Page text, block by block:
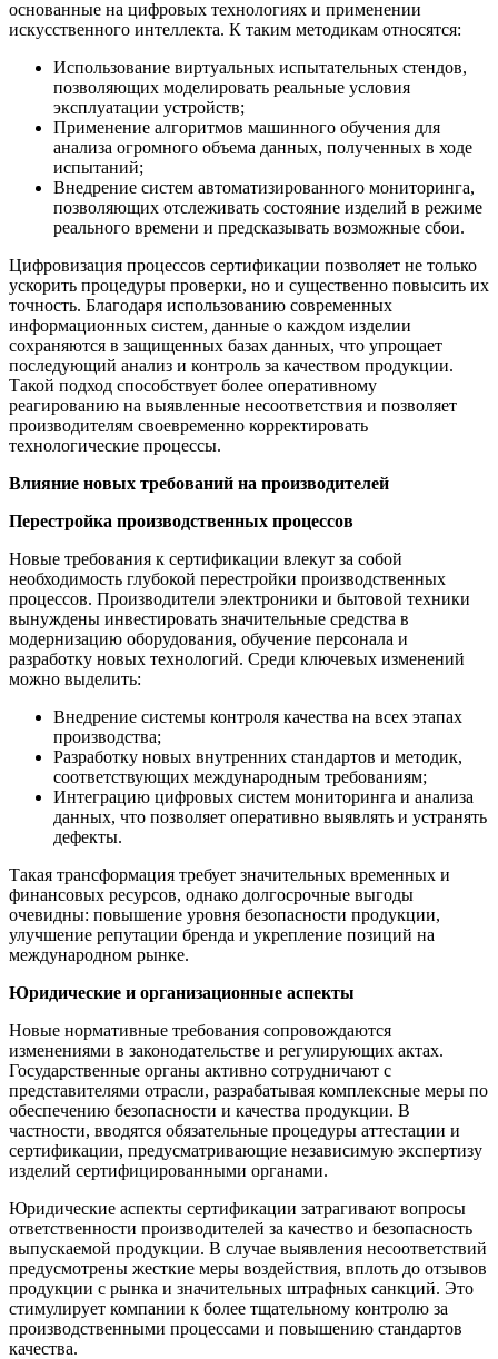
основанные на цифровых технологиях и применении
искусственного интеллекта. К таким методикам относятся:
Использование виртуальных испытательных стендов,
позволяющих моделировать реальные условия
эксплуатации устройств;
Применение алгоритмов машинного обучения для
анализа огромного объема данных, полученных в ходе
испытаний;
Внедрение систем автоматизированного мониторинга,
позволяющих отслеживать состояние изделий в режиме
реального времени и предсказывать возможные сбои.
Цифровизация процессов сертификации позволяет не только
ускорить процедуры проверки, но и существенно повысить их
точность. Благодаря использованию современных
информационных систем, данные о каждом изделии
сохраняются в защищенных базах данных, что упрощает
последующий анализ и контроль за качеством продукции.
Такой подход способствует более оперативному
реагированию на выявленные несоответствия и позволяет
производителям своевременно корректировать
технологические процессы.
Влияние новых требований на производителей
Перестройка производственных процессов
Новые требования к сертификации влекут за собой
необходимость глубокой перестройки производственных
процессов. Производители электроники и бытовой техники
вынуждены инвестировать значительные средства в
модернизацию оборудования, обучение персонала и
разработку новых технологий. Среди ключевых изменений
можно выделить:
Внедрение системы контроля качества на всех этапах
производства;
Разработку новых внутренних стандартов и методик,
соответствующих международным требованиям;
Интеграцию цифровых систем мониторинга и анализа
данных, что позволяет оперативно выявлять и устранять
дефекты.
Такая трансформация требует значительных временных и
финансовых ресурсов, однако долгосрочные выгоды
очевидны: повышение уровня безопасности продукции,
улучшение репутации бренда и укрепление позиций на
международном рынке.
Юридические и организационные аспекты
Новые нормативные требования сопровождаются
изменениями в законодательстве и регулирующих актах.
Государственные органы активно сотрудничают с
представителями отрасли, разрабатывая комплексные меры по
обеспечению безопасности и качества продукции. В
частности, вводятся обязательные процедуры аттестации и
сертификации, предусматривающие независимую экспертизу
изделий сертифицированными органами.
Юридические аспекты сертификации затрагивают вопросы
ответственности производителей за качество и безопасность
выпускаемой продукции. В случае выявления несоответствий
предусмотрены жесткие меры воздействия, вплоть до отзывов
продукции с рынка и значительных штрафных санкций. Это
стимулирует компании к более тщательному контролю за
производственными процессами и повышению стандартов
качества.